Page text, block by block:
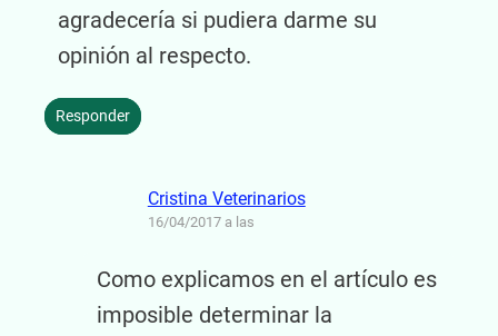
agradecería si pudiera darme su
opinión al respecto.
Responder
Cristina Veterinarios
16/04/2017 a las
Como explicamos en el artículo es
imposible determinar la